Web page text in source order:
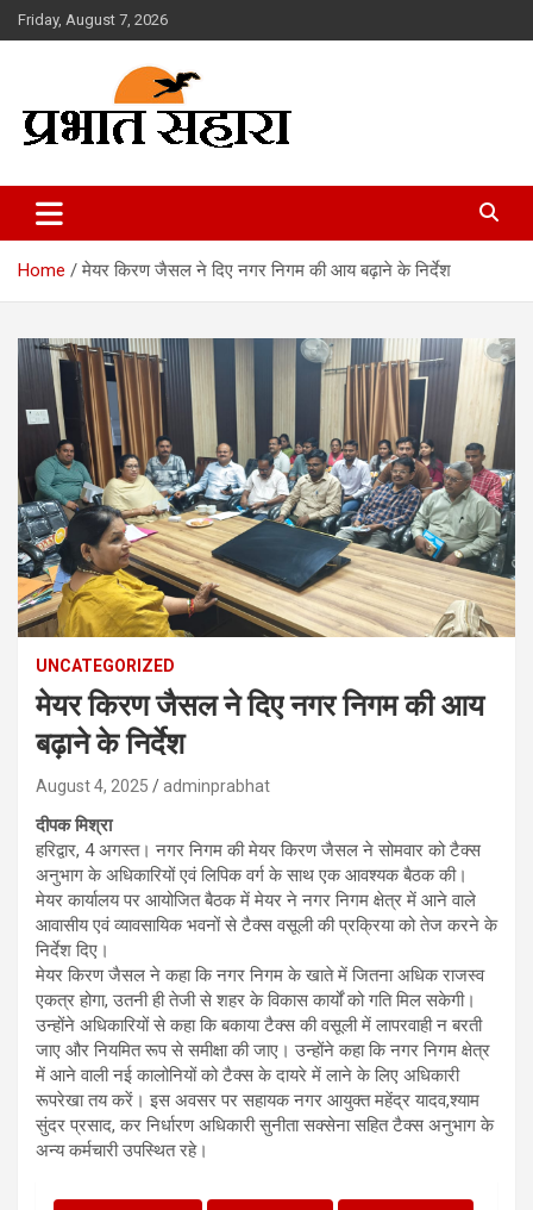
Skip
to
Friday, August 7, 2026
Prabhat Sahara
Home मेयर किरण जैसल ने दिए नगर निगम की आय बढ़ाने के निर्देश
UNCATEGORIZED
मेयर किरण जैसल ने दिए नगर निगम की आय
बढ़ाने के निर्देश
August 4, 2025 adminprabhat
दीपक मिश्रा
हरिद्वार, 4 अगस्त। नगर निगम की मेयर किरण जैसल ने सोमवार को टैक्स
अनुभाग के अधिकारियों एवं लिपिक वर्ग के साथ एक आवश्यक बैठक की।
मेयर कार्यालय पर आयोजित बैठक में मेयर ने नगर निगम क्षेत्र में आने वाले
आवासीय एवं व्यावसायिक भवनों से टैक्स वसूली की प्रक्रिया को तेज करने के
निर्देश दिए।
मेयर किरण जैसल ने कहा कि नगर निगम के खाते में जितना अधिक राजस्व
एकत्र होगा, उतनी ही तेजी से शहर के विकास कार्यों को गति मिल सकेगी।
उन्होंने अधिकारियों से कहा कि बकाया टैक्स की वसूली में लापरवाही न बरती
जाए और नियमित रूप से समीक्षा की जाए। उन्होंने कहा कि नगर निगम क्षेत्र
में आने वाली नई कालोनियों को टैक्स के दायरे में लाने के लिए अधिकारी
रूपरेखा तय करें। इस अवसर पर सहायक नगर आयुक्त महेंद्र यादव,श्याम
सुंदर प्रसाद, कर निर्धारण अधिकारी सुनीता सक्सेना सहित टैक्स अनुभाग के
अन्य कर्मचारी उपस्थित रहे।